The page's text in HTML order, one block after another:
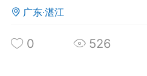
单机辅助引流私下售卖服务
作弊模组在联机服务器使用,
广东·湛江
0 526